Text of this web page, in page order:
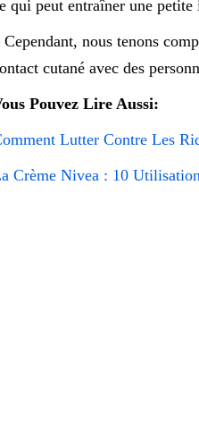
qui peut entraîner une
Cependant, nous tenons
cutané avec des
Pouvez Lire Aussi:
Lutter Contre Les
Crème Nivea : 10